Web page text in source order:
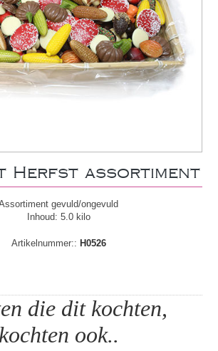
Herfst assortiment
gevuld/ongevuld
Inhoud: 5.0 kilo
Artikelnummer:: H0526
die dit kochten,
kochten ook..